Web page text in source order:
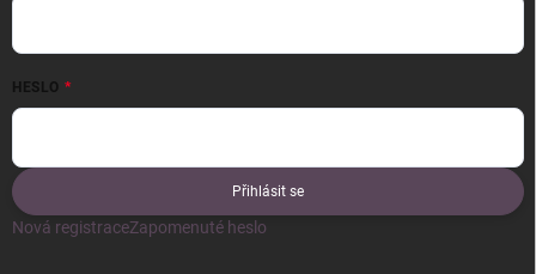
HESLO
Přihlásit se
Nová registraceZapomenuté heslo